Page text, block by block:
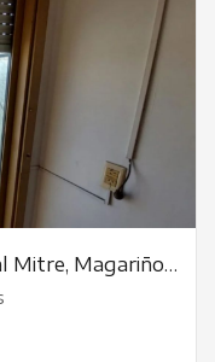
Cervantes, al 1800